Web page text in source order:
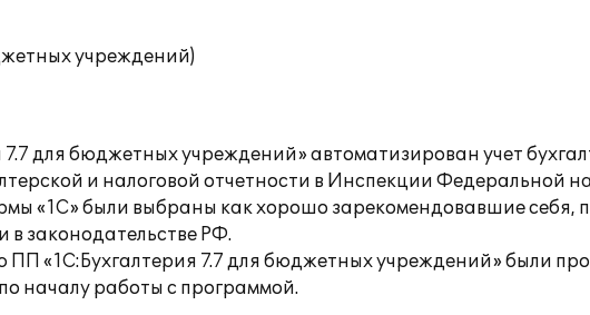
учреждений)
для бюджетных учреждений» автоматизирован учет
и налоговой отчетности в Инспекции Федеральной
«1С» были выбраны как хорошо зарекомендовавшие себя,
в законодательстве РФ.
ПП «1С:Бухгалтерия 7.7 для бюджетных учреждений» были
началу работы с программой.